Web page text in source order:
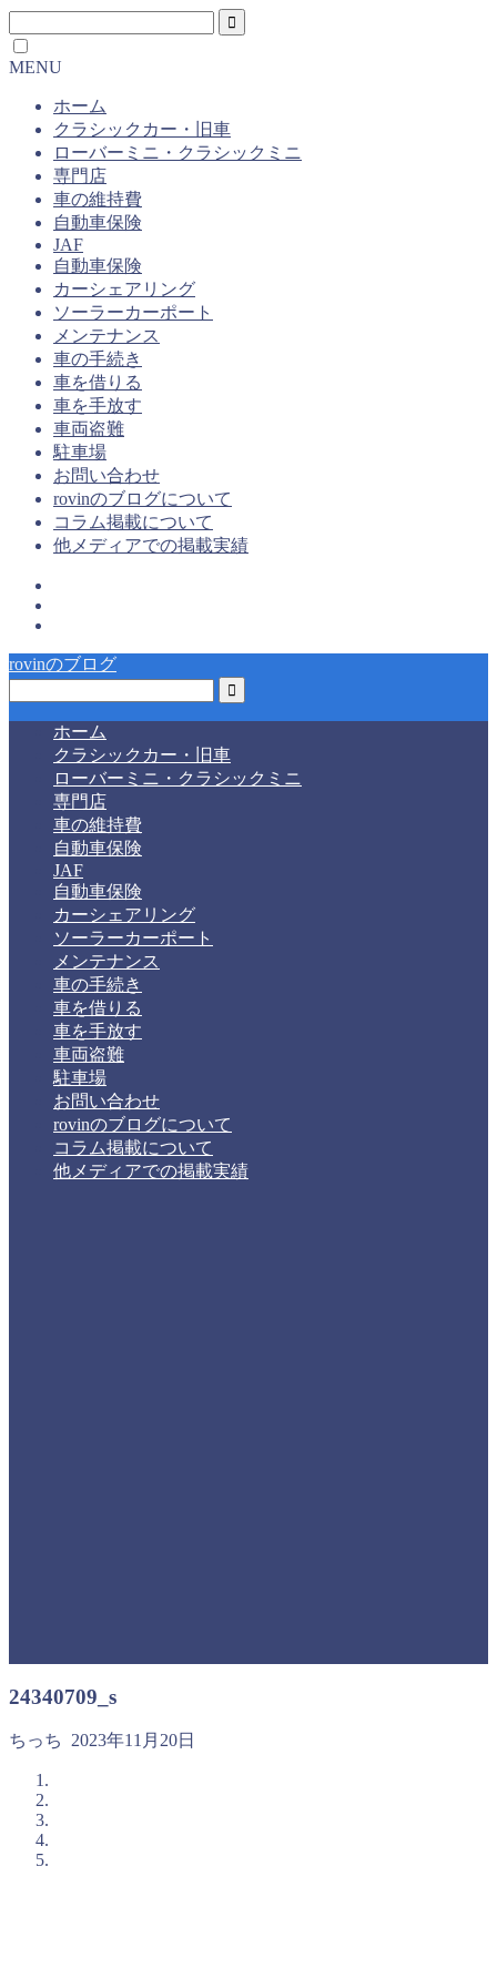
MENU
ホーム
クラシックカー・旧車
ローバーミニ・クラシックミニ
専門店
車の維持費
自動車保険
JAF
自動車保険
カーシェアリング
ソーラーカーポート
メンテナンス
車の手続き
車を借りる
車を手放す
車両盗難
駐車場
お問い合わせ
rovinのブログについて
コラム掲載について
他メディアでの掲載実績
rovinのブログ
ホーム
クラシックカー・旧車
ローバーミニ・クラシックミニ
専門店
車の維持費
自動車保険
JAF
自動車保険
カーシェアリング
ソーラーカーポート
メンテナンス
車の手続き
車を借りる
車を手放す
車両盗難
駐車場
お問い合わせ
rovinのブログについて
コラム掲載について
他メディアでの掲載実績
24340709_s
ちっち 2023年11月20日